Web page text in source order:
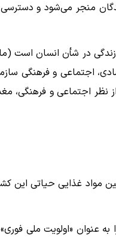
منجر می‌شود و
در شأن انسان است
تفسیر عمومی شماره ۱۲ کمیته حقوق اقتصادی، اجتماعی و
نظر اجتماعی و فرهنگی،
مواد غذایی حیاتی این
عنوان «اولویت ملی